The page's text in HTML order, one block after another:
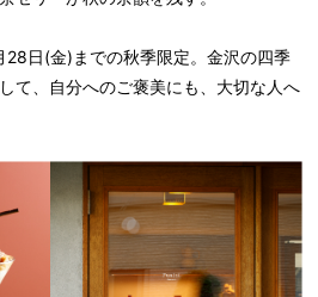
28日(金)までの秋季限定。金沢の四季
て、自分へのご褒美にも、大切な人へ